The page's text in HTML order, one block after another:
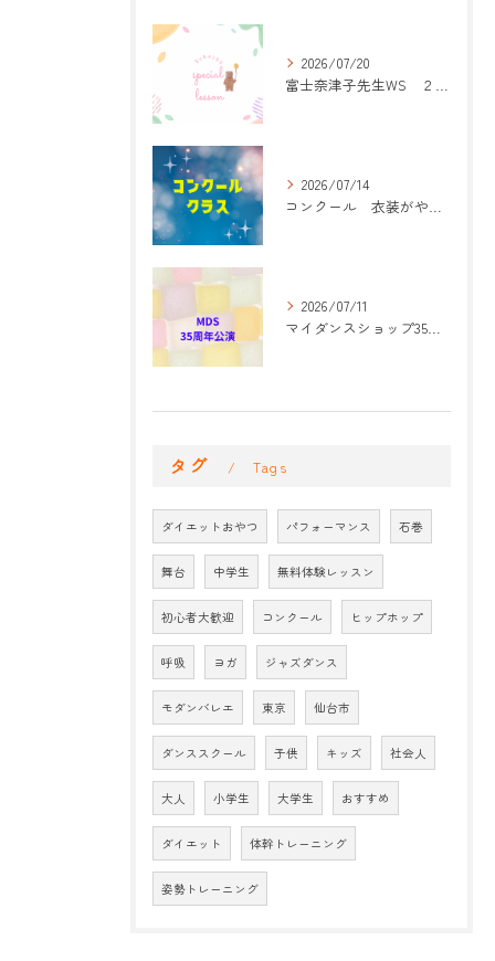
2026/07/20
富士奈津子先生WS ２回目
2026/07/14
コンクール 衣装がやって来た！
2026/07/11
マイダンスショップ35周年記念公演 振付開始
タグ Tags
ダイエットおやつ パフォーマンス 石巻
舞台 中学生 無料体験レッスン
初心者大歓迎 コンクール ヒップホップ
呼吸 ヨガ ジャズダンス
モダンバレエ 東京 仙台市
ダンススクール 子供 キッズ 社会人
大人 小学生 大学生 おすすめ
ダイエット 体幹トレーニング
姿勢トレーニング